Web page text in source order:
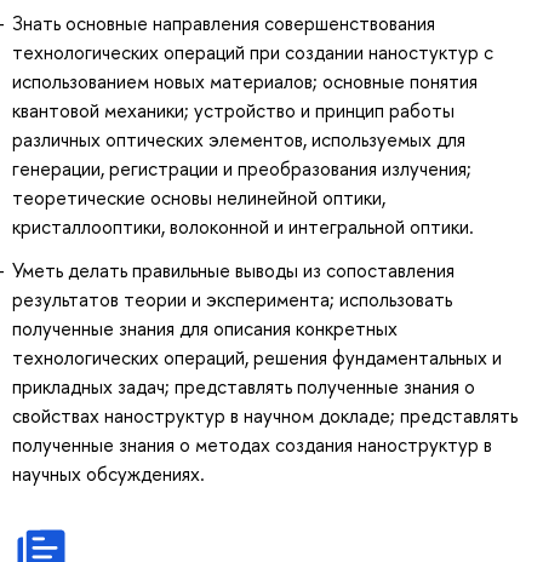
Знать основные направления совершенствования
технологических операций при создании наностуктур с
использованием новых материалов; основные понятия
квантовой механики; устройство и принцип работы
различных оптических элементов, используемых для
генерации, регистрации и преобразования излучения;
теоретические основы нелинейной оптики,
кристаллооптики, волоконной и интегральной оптики.
Уметь делать правильные выводы из сопоставления
результатов теории и эксперимента; использовать
полученные знания для описания конкретных
технологических операций, решения фундаментальных и
прикладных задач; представлять полученные знания о
свойствах наноструктур в научном докладе; представлять
полученные знания о методах создания наноструктур в
научных обсуждениях.